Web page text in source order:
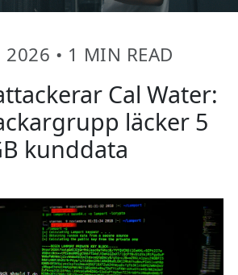
2026 • 1 MIN READ
Cal Water:
läcker 5
kunddata